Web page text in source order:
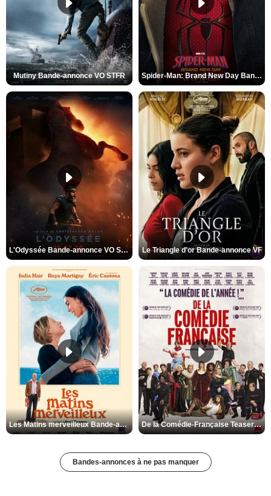
Mutiny Bande-annonce VO STFR Spider-Man: Brand New Day Bande-annonce VO STFR
L'Odyssée Bande-annonce VO STFR Le Triangle d'or Bande-annonce VF
Les Matins merveilleux Bande-annonce VF De la Comédie-Française Teaser VF
Bandes-annonces à ne pas manquer